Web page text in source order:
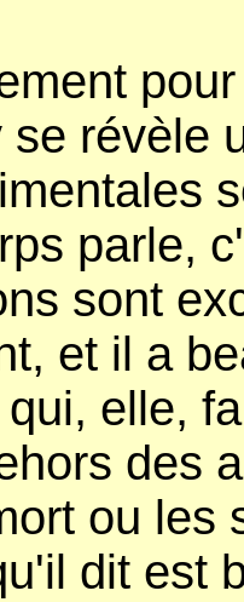
révèle
parle,
sont
et il a
elle,
des
ou les
dit est